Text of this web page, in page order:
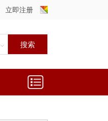
立即注册
搜索